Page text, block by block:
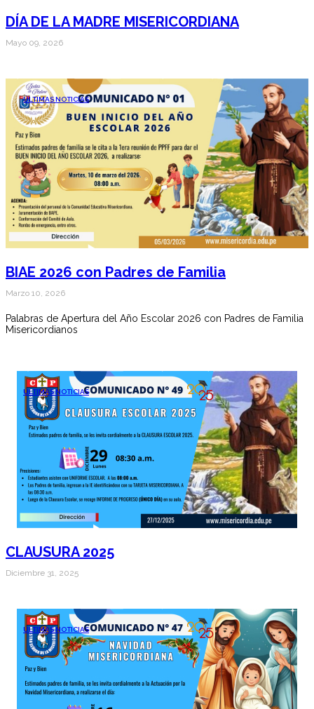
DÍA DE LA MADRE MISERICORDIANA
Mayo 09, 2026
ÚLTIMAS NOTICIAS
BIAE 2026 con Padres de Familia
Marzo 10, 2026
Palabras de Apertura del Año Escolar 2026 con Padres de Familia
Misericordianos
ÚLTIMAS NOTICIAS
CLAUSURA 2025
Diciembre 31, 2025
ÚLTIMAS NOTICIAS